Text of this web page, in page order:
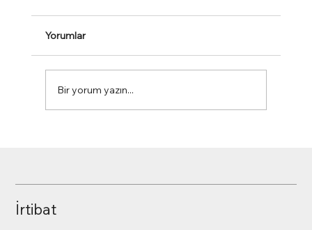
Yorumlar
Bir yorum yazın...
İrtibat